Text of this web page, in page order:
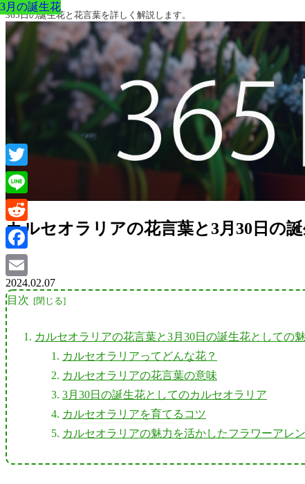
365日の誕生花と花言葉を詳しく解説します。
カルセオラリアの花言葉と3月30日の
3月の誕生花
2024.02.07
目次
カルセオラリアの花言葉と3月30日の誕生花としての
カルセオラリアってどんな花？
カルセオラリアの花言葉の意味
3月30日の誕生花としてのカルセオラリア
カルセオラリアを育てるコツ
カルセオラリアの魅力を活かしたフラワーアレ
3月の誕生花
3月の誕生花
3月の誕生花
3月の誕生花
3月の誕生花
3月の誕生花
Twitter
Line
Reddit
Facebook
Email